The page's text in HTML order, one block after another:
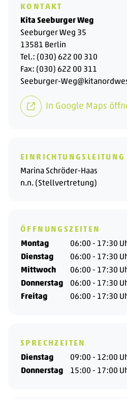
- Schaukel
- Kräuterbeet
- Klettergerüst
- Sandbereich, teilweise mit
Kletterberg/Höhle
Dort entdecken die Kinder
Raupen und Schmetterlinge.
Die Erlebnisse der Kinder
In unserem Haus ist eine
Sozialarbeit vom
Weiterhin arbeiten wir eng
"Bewegte Kita" in Spandau
regelmäßige
durch.
KONTAKT
Kita Seeburger Weg
Seeburger Weg 35
13581 Berlin
Tel.: (030) 622 00 310
Fax: (030) 622 00 311
Seeburger-
In Google Maps
EINRICHTUNGSLEITUNG
Marina Schröder-Haas
n.n. (Stellvertretung)
ÖFFNUNGSZEITEN
Montag
06:00 - 17:30
Dienstag
06:00 - 17:30
Mittwoch
06:00 - 17:30
Donnerstag
06:00 - 17:30
Freitag
06:00 - 17:30
SPRECHZEITEN
Dienstag
09:00 - 12:00
Donnerstag
15:00 - 17:00